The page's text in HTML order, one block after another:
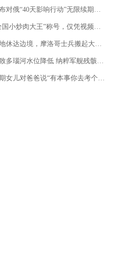
天影响行动”无限续期，7月两国对轰数据均创纪录
肉大王”称号，仅凭视频评出？中国烹饪协会回应
洛哥士兵搬起大石块投向移民引争议，此前一天内数万人从摩洛哥涌入西班牙
瑙河水位降低 纳粹军舰残骸重见天日
你去考个研究生”，44岁职场“老登”一战上岸“985”；父亲坦言拒绝空想，常年保持每月读6本书的习惯